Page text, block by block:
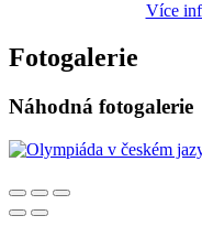
Více
Fotogalerie
Náhodná fotogalerie